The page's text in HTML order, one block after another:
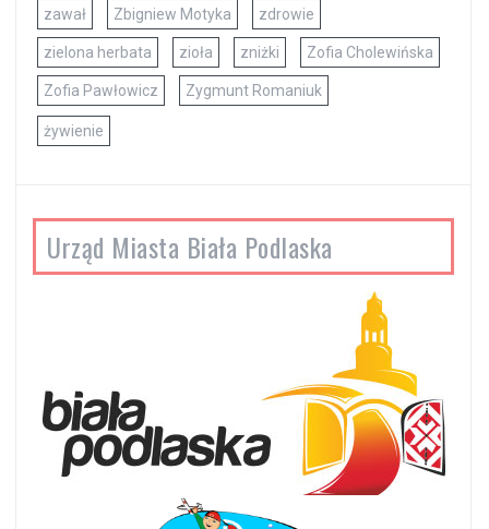
zawał Zbigniew Motyka zdrowie
zielona herbata zioła zniżki Zofia Cholewińska
Zofia Pawłowicz Zygmunt Romaniuk
żywienie
Urząd Miasta Biała Podlaska